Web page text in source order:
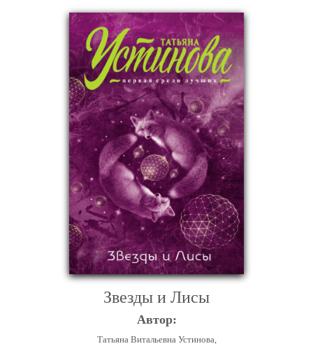
Звезды и Лисы
Автор:
Татьяна Витальевна Устинова,